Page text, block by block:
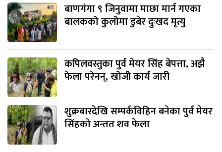
बाणगंगा ९ जिनुवामा माछा मार्न गएका
बालकको कुलोमा डुबेर दुःखद मृत्यु
कपिलवस्तुका पुर्व मेयर सिंह बेपत्ता, अझै
फेला परेनन्, खोजी कार्य जारी
शुक्रबारदेखि सम्पर्कविहिन बनेका पुर्व मेयर
सिंहको अन्तत शव फेला